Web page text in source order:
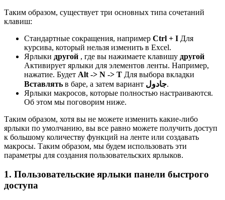
Таким образом, существует три основных типа сочетаний
клавиш:
Стандартные сокращения, например Ctrl + I Для
курсива, который нельзя изменить в Excel.
Ярлыки другой , где вы нажимаете клавишу другой
Активирует ярлыки для элементов ленты. Например,
нажатие. Будет Alt -> N -> T Для выбора вкладки
Вставлять в баре, а затем вариант جادول.
Ярлыки макросов, которые полностью настраиваются.
Об этом мы поговорим ниже.
Таким образом, хотя вы не можете изменить какие-либо
ярлыки по умолчанию, вы все равно можете получить доступ
к большому количеству функций на ленте или создавать
макросы. Таким образом, мы будем использовать эти
параметры для создания пользовательских ярлыков.
1. Пользовательские ярлыки панели быстрого
доступа